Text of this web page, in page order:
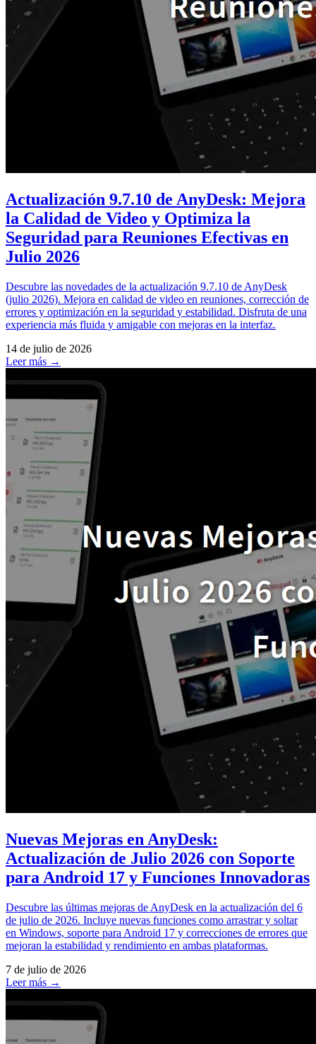
Actualización 9.7.10 de AnyDesk: Mejora
la Calidad de Video y Optimiza la
Seguridad para Reuniones Efectivas en
Julio 2026
Descubre las novedades de la actualización 9.7.10 de AnyDesk
(julio 2026). Mejora en calidad de video en reuniones, corrección de
errores y optimización en la seguridad y estabilidad. Disfruta de una
experiencia más fluida y amigable con mejoras en la interfaz.
14 de julio de 2026
Leer más →
Nuevas Mejoras en AnyDesk:
Actualización de Julio 2026 con Soporte
para Android 17 y Funciones Innovadoras
Descubre las últimas mejoras de AnyDesk en la actualización del 6
de julio de 2026. Incluye nuevas funciones como arrastrar y soltar
en Windows, soporte para Android 17 y correcciones de errores que
mejoran la estabilidad y rendimiento en ambas plataformas.
7 de julio de 2026
Leer más →